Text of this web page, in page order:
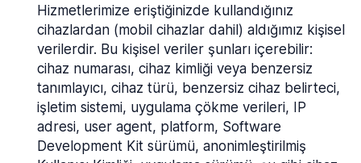
Hizmetlerimize eriştiğinizde kullandığınız
cihazlardan (mobil cihazlar dahil) aldığımız kişisel
verilerdir. Bu kişisel veriler şunları içerebilir:
cihaz numarası, cihaz kimliği veya benzersiz
tanımlayıcı, cihaz türü, benzersiz cihaz belirteci,
işletim sistemi, uygulama çökme verileri, IP
adresi, user agent, platform, Software
Development Kit sürümü, anonimleştirilmiş